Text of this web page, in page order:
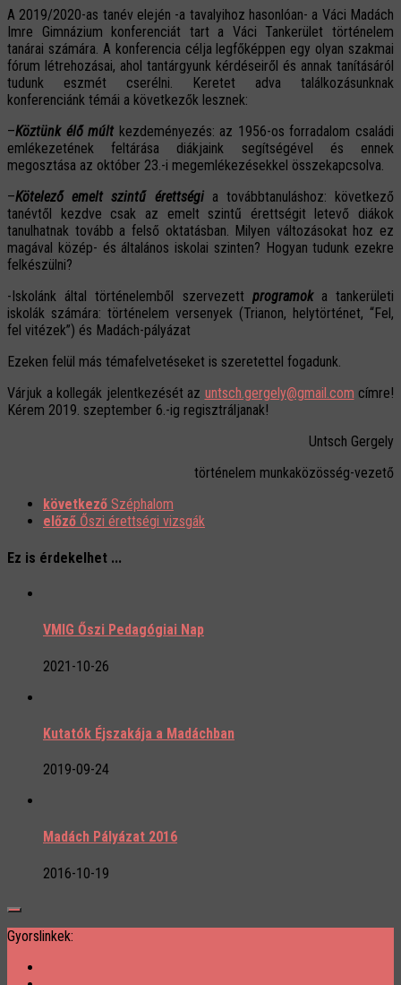
A 2019/2020-as tanév elején -a tavalyihoz hasonlóan- a Váci Madách
Imre Gimnázium konferenciát tart a Váci Tankerület történelem
tanárai számára. A konferencia célja legfőképpen egy olyan szakmai
fórum létrehozásai, ahol tantárgyunk kérdéseiről és annak tanításáról
tudunk eszmét cserélni. Keretet adva találkozásunknak
konferenciánk témái a következők lesznek:
–Köztünk élő múlt kezdeményezés: az 1956-os forradalom családi
emlékezetének feltárása diákjaink segítségével és ennek
megosztása az október 23.-i megemlékezésekkel összekapcsolva.
–Kötelező emelt szintű érettségia továbbtanuláshoz: következő
tanévtől kezdve csak az emelt szintű érettségit letevő diákok
tanulhatnak tovább a felső oktatásban. Milyen változásokat hoz ez
magával közép- és általános iskolai szinten? Hogyan tudunk ezekre
felkészülni?
-Iskolánk által történelemből szervezett programoka tankerületi
iskolák számára: történelem versenyek (Trianon, helytörténet, “Fel,
fel vitézek”) és Madách-pályázat
Ezeken felül más témafelvetéseket is szeretettel fogadunk.
Várjuk a kollegák jelentkezését az untsch.gergely@gmail.com címre!
Kérem 2019. szeptember 6.-ig regisztráljanak!
Untsch Gergely
történelem munkaközösség-vezető
következő Széphalom
előző Őszi érettségi vizsgák
Ez is érdekelhet ...
VMIG Őszi Pedagógiai Nap
2021-10-26
Kutatók Éjszakája a Madáchban
2019-09-24
Madách Pályázat 2016
2016-10-19
Gyorslinkek: